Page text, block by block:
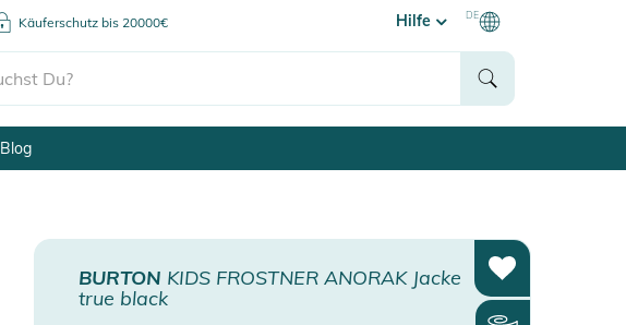
Käuferschutz bis 20000€ Hilfe DE
Blog
BURTON KIDS FROSTNER ANORAK Jacke
true black